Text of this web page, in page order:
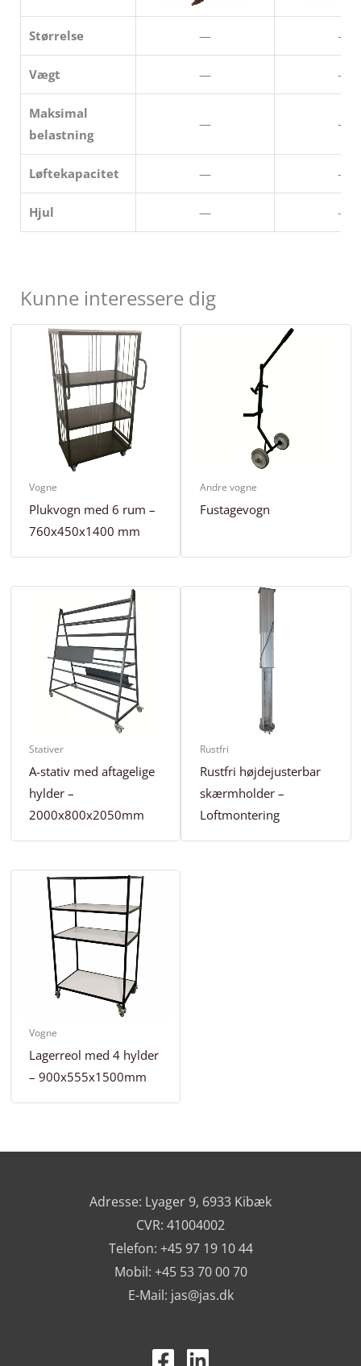
Størrelse — —
Vægt — —
Maksimal
belastning
— —
Løftekapacitet — —
Hjul — —
Kunne interessere dig
Vogne
Plukvogn med 6 rum –
760x450x1400 mm
Andre vogne
Fustagevogn
Stativer
A-stativ med aftagelige
hylder –
2000x800x2050mm
Rustfri
Rustfri højdejusterbar
skærmholder –
Loftmontering
Vogne
Lagerreol med 4 hylder
– 900x555x1500mm
Adresse: Lyager 9, 6933 Kibæk
CVR: 41004002
Telefon: +45 97 19 10 44
Mobil: +45 53 70 00 70
E-Mail: jas@jas.dk